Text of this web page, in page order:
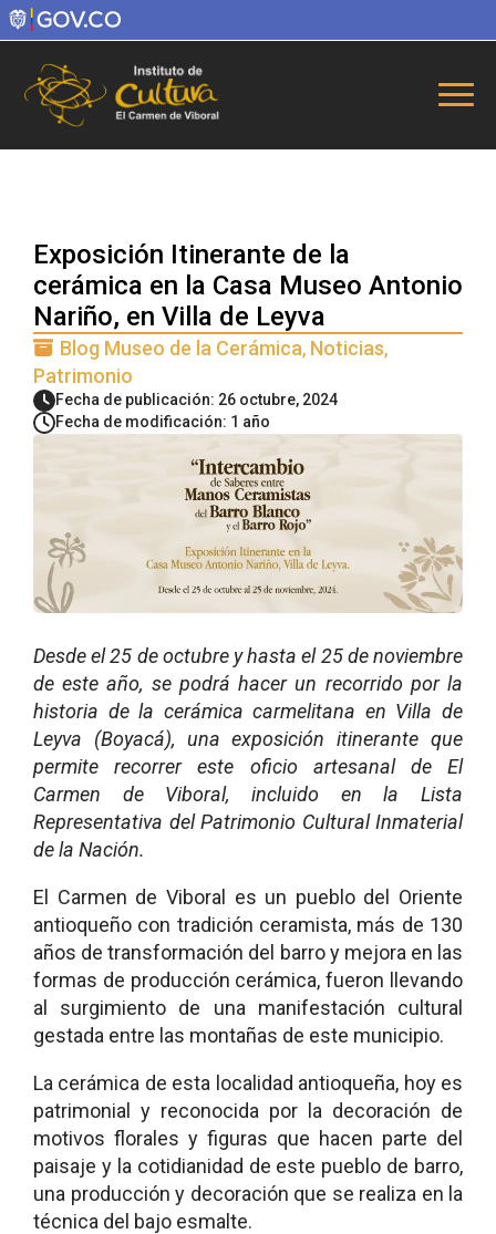
Exposición Itinerante de la
cerámica en la Casa Museo Antonio
Nariño, en Villa de Leyva
Blog Museo de la Cerámica Noticias
Patrimonio
Fecha de publicación: 26 octubre, 2024
Fecha de modificación: 1 año
Desde el 25 de octubre y hasta el 25 de noviembre
de este año, se podrá hacer un recorrido por la
historia de la cerámica carmelitana en Villa de
Leyva (Boyacá), una exposición itinerante que
permite recorrer este oficio artesanal de El
Carmen de Viboral, incluido en la Lista
Representativa del Patrimonio Cultural Inmaterial
de la Nación.
El Carmen de Viboral es un pueblo del Oriente
antioqueño con tradición ceramista, más de 130
años de transformación del barro y mejora en las
formas de producción cerámica, fueron llevando
al surgimiento de una manifestación cultural
gestada entre las montañas de este municipio.
La cerámica de esta localidad antioqueña, hoy es
patrimonial y reconocida por la decoración de
motivos florales y figuras que hacen parte del
paisaje y la cotidianidad de este pueblo de barro,
una producción y decoración que se realiza en la
técnica del bajo esmalte.